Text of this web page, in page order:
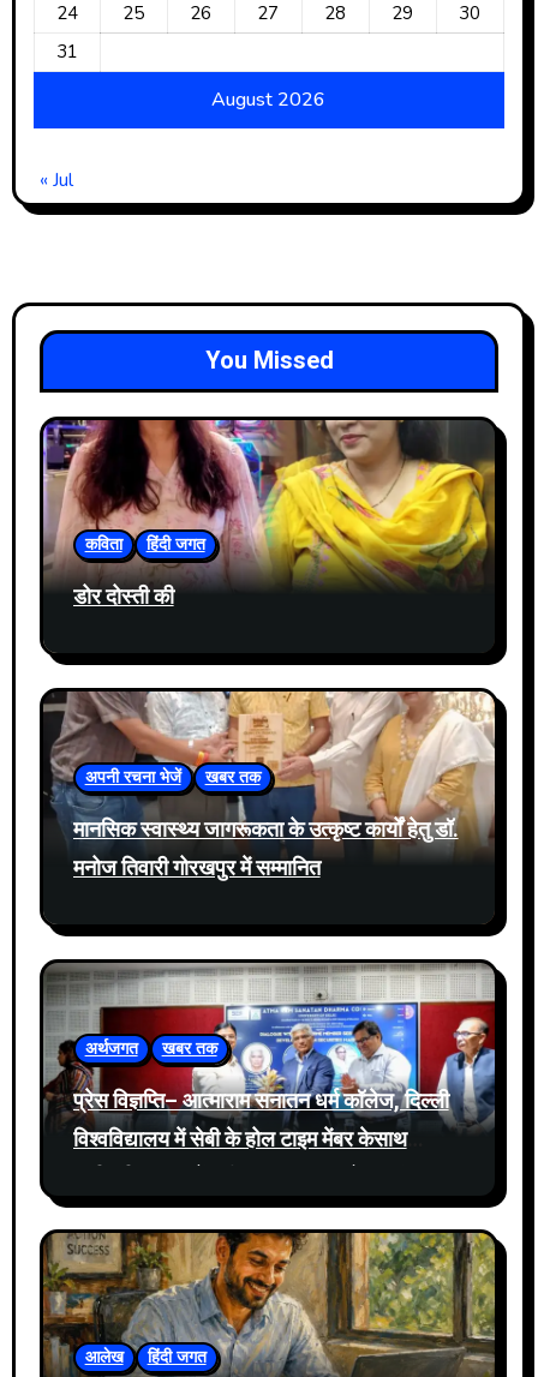
August 2026
24
25 26 27 28 29
30
31
« Jul
You Missed
कविता हिंदी जगत
डोर दोस्ती की
अपनी रचना भेजें खबर तक
मानसिक स्वास्थ्य जागरूकता के उत्कृष्ट कार्यों हेतु डॉ.
मनोज तिवारी गोरखपुर में सम्मानित
अर्थजगत खबर तक
प्रेस विज्ञप्ति– आत्माराम सनातन धर्म कॉलेज, दिल्ली
विश्वविद्यालय में सेबी के होल टाइम मेंबर केसाथ
आयोजित
आलेख हिंदी जगत